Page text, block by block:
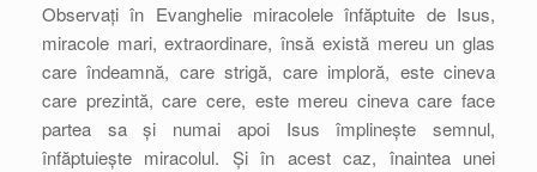
Observați în Evanghelie miracolele înfăptuite de Isus,
miracole mari, extraordinare, însă există mereu un glas
care îndeamnă, care strigă, care imploră, este cineva
care prezintă, care cere, este mereu cineva care face
partea sa și numai apoi Isus împlinește semnul,
înfăptuiește miracolul. Și în acest caz, înaintea unei